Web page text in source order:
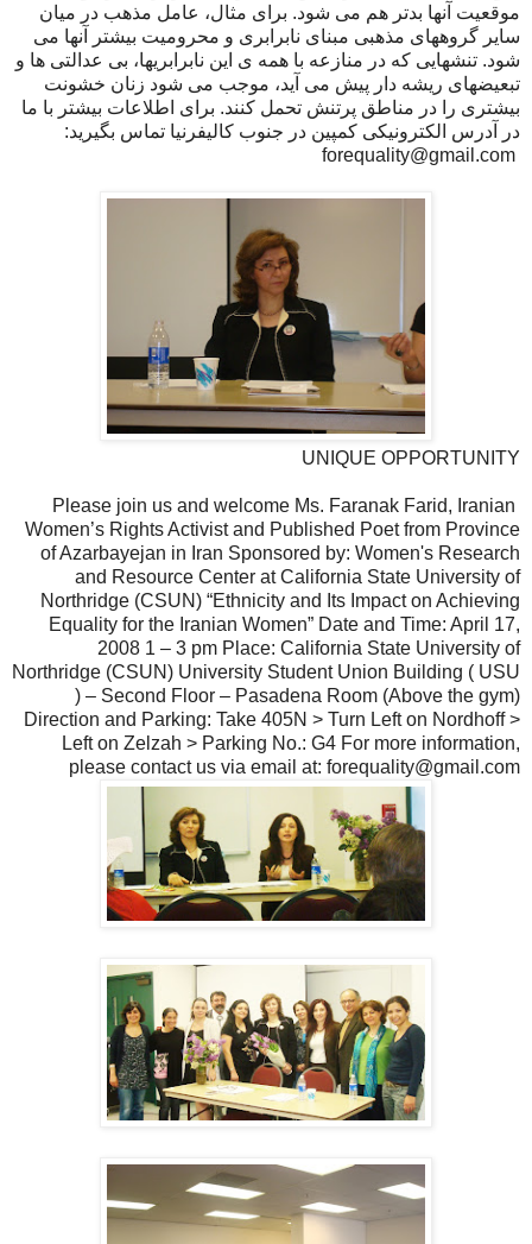
موقعیت آنها بدتر هم می شود. برای مثال، عامل مذهب در میان
سایر گروههای مذهبی مبنای نابرابری و محرومیت بیشتر آنها می
شود. تنشهایی که در منازعه با همه ی این نابرابریها، بی عدالتی ها و
تبعیضهای ریشه دار پیش می آید، موجب می شود زنان خشونت
بیشتری را در مناطق پرتنش تحمل کنند. برای اطلاعات بیشتر با ما
در آدرس الکترونیکی کمپین در جنوب کالیفرنیا تماس بگیرید:
UNIQUE OPPORTUNITY
Please join us and welcome Ms. Faranak Farid, Iranian
Women’s Rights Activist and Published Poet from Province
of Azarbayejan in Iran Sponsored by: Women's Research
and Resource Center at California State University of
Northridge (CSUN) “Ethnicity and Its Impact on Achieving
Equality for the Iranian Women” Date and Time: April 17,
2008 1 – 3 pm Place: California State University of
Northridge (CSUN) University Student Union Building ( USU
) – Second Floor – Pasadena Room (Above the gym)
Direction and Parking: Take 405N > Turn Left on Nordhoff >
Left on Zelzah > Parking No.: G4 For more information,
please contact us via email at: forequality@gmail.com